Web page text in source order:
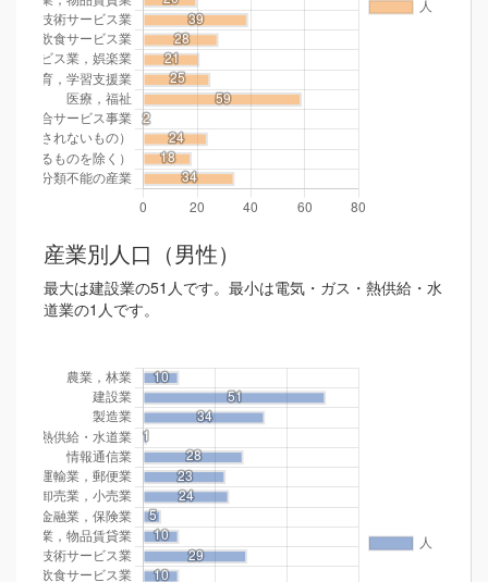
産業別人口（男性）
最大は建設業の51人です。最小は電気・ガス・熱供給・水
道業の1人です。